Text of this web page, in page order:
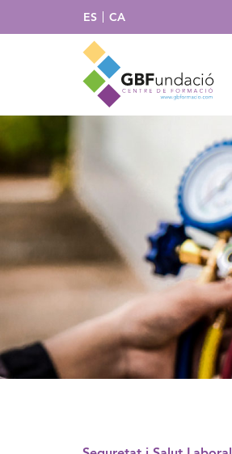
ES CA